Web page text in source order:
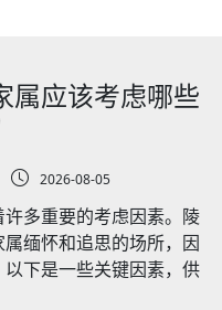
属应该考虑哪些
2026-08-05
多重要的考虑因素。陵
缅怀和追思的场所，因
下是一些关键因素，供